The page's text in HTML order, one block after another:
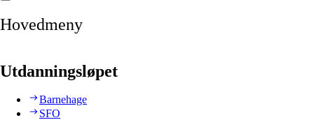
Hovedmeny
Utdanningsløpet
Barnehage
SFO